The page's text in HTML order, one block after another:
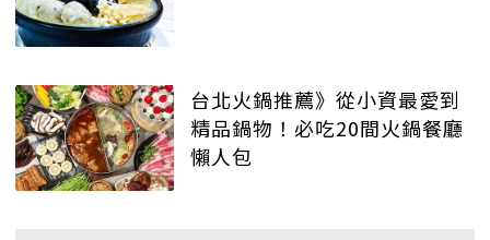
台北火鍋推薦》從小資最愛到
精品鍋物！必吃20間火鍋餐廳
懶人包